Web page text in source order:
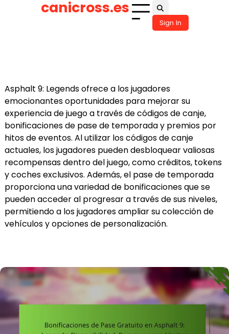
canicross.es
Sign In
Asphalt 9: Legends ofrece a los jugadores
emocionantes oportunidades para mejorar su
experiencia de juego a través de códigos de canje,
bonificaciones de pase de temporada y premios por
hitos de eventos. Al utilizar los códigos de canje
actuales, los jugadores pueden desbloquear valiosas
recompensas dentro del juego, como créditos, tokens
y coches exclusivos. Además, el pase de temporada
proporciona una variedad de bonificaciones que se
pueden acceder al progresar a través de sus niveles,
permitiendo a los jugadores ampliar su colección de
vehículos y opciones de personalización.